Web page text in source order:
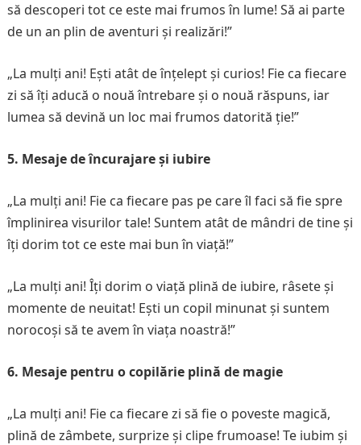
să descoperi tot ce este mai frumos în lume! Să ai parte
de un an plin de aventuri și realizări!”
„La mulți ani! Ești atât de înțelept și curios! Fie ca fiecare
zi să îți aducă o nouă întrebare și o nouă răspuns, iar
lumea să devină un loc mai frumos datorită ție!”
5. Mesaje de încurajare și iubire
„La mulți ani! Fie ca fiecare pas pe care îl faci să fie spre
împlinirea visurilor tale! Suntem atât de mândri de tine și
îți dorim tot ce este mai bun în viață!”
„La mulți ani! Îți dorim o viață plină de iubire, râsete și
momente de neuitat! Ești un copil minunat și suntem
norocoși să te avem în viața noastră!”
6. Mesaje pentru o copilărie plină de magie
„La mulți ani! Fie ca fiecare zi să fie o poveste magică,
plină de zâmbete, surprize și clipe frumoase! Te iubim și